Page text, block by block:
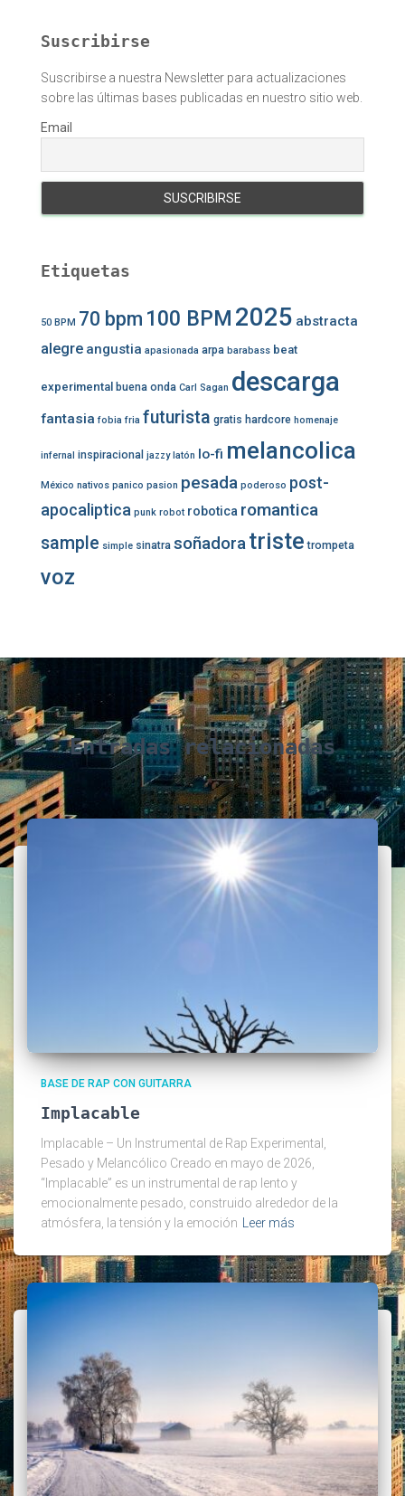
Suscribirse
Suscribirse a nuestra Newsletter para actualizaciones
sobre las últimas bases publicadas en nuestro sitio web.
Email
Etiquetas
50 BPM 70 bpm 100 BPM 2025 abstracta
alegre angustia apasionada arpa barabass beat
experimental buena onda Carl Sagan descarga
fantasia fobia fria futurista gratis hardcore homenaje
infernal inspiracional jazzy latón lo-fi melancolica
México nativos panico pasion pesada poderoso post-
apocaliptica punk robot robotica romantica
sample simple sinatra soñadoratriste trompeta
voz
Entradas relacionadas
BASE DE RAP CON GUITARRA
Implacable
Implacable – Un Instrumental de Rap Experimental,
Pesado y Melancólico Creado en mayo de 2026,
“Implacable” es un instrumental de rap lento y
emocionalmente pesado, construido alrededor de la
atmósfera, la tensión y la emoción
Leer más